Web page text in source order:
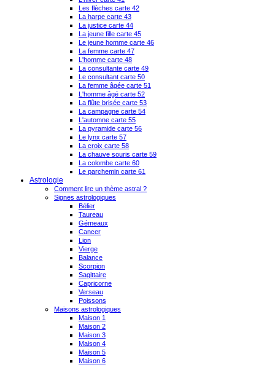
Les flèches carte 42
La harpe carte 43
La justice carte 44
La jeune fille carte 45
Le jeune homme carte 46
La femme carte 47
L'homme carte 48
La consultante carte 49
Le consultant carte 50
La femme âgée carte 51
L'homme âgé carte 52
La flûte brisée carte 53
La campagne carte 54
L'automne carte 55
La pyramide carte 56
Le lynx carte 57
La croix carte 58
La chauve souris carte 59
La colombe carte 60
Le parchemin carte 61
Astrologie
Comment lire un thème astral ?
Signes astrologiques
Bélier
Taureau
Gémeaux
Cancer
Lion
Vierge
Balance
Scorpion
Sagittaire
Capricorne
Verseau
Poissons
Maisons astrologiques
Maison 1
Maison 2
Maison 3
Maison 4
Maison 5
Maison 6